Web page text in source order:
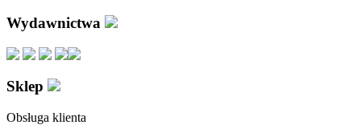
Wydawnictwa
Sklep
Obsługa klienta